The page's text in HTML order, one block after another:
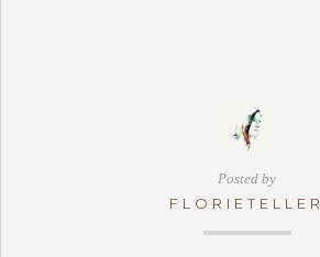
Posted by
FLORIETELLER